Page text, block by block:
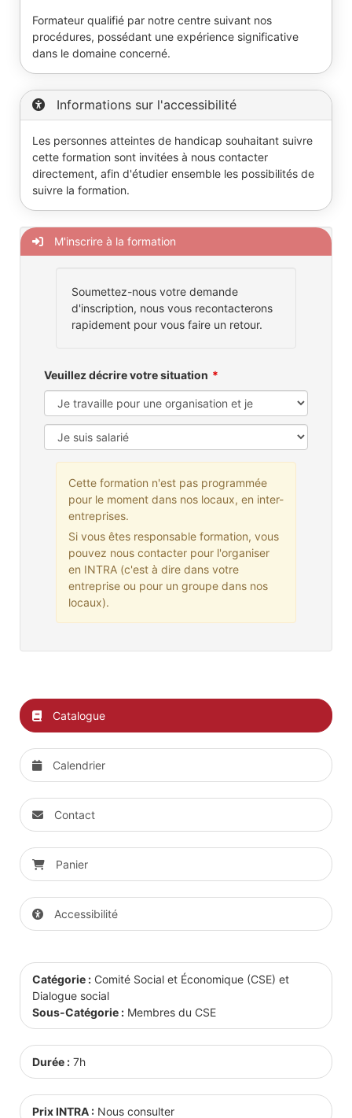
Formateur qualifié par notre centre suivant nos
procédures, possédant une expérience significative
dans le domaine concerné.
Informations sur l'accessibilité
Les personnes atteintes de handicap souhaitant suivre
cette formation sont invitées à nous contacter
directement, afin d'étudier ensemble les possibilités de
suivre la formation.
M'inscrire à la formation
Soumettez-nous votre demande
d'inscription, nous vous recontacterons
rapidement pour vous faire un retour.
Veuillez décrire votre situation
Cette formation n'est pas programmée
pour le moment dans nos locaux, en inter-
entreprises.
Si vous êtes responsable formation, vous
pouvez nous contacter pour l'organiser
en INTRA (c'est à dire dans votre
entreprise ou pour un groupe dans nos
locaux).
Catalogue
Calendrier
Contact
Panier
Accessibilité
Catégorie : Comité Social et Économique (CSE) et
Dialogue social
Sous-Catégorie : Membres du CSE
Durée : 7h
Prix INTRA : Nous consulter